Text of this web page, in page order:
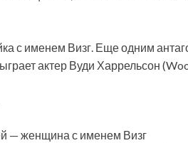
с именем Визг. Еще одним
актер Вуди Харрельсон
— женщина с именем Визг